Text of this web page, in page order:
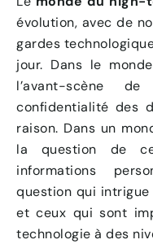
évolution, avec de
gardes
jour. Dans le
l’avant-scène
confidentialité des
raison. Dans un
la question de
informations
question qui
et ceux qui sont
technologie à des